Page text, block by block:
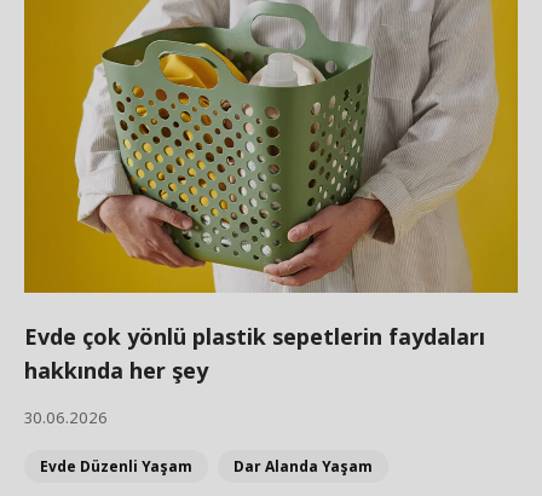
Evde çok yönlü plastik sepetlerin faydaları
hakkında her şey
30.06.2026
Evde Düzenli Yaşam Dar Alanda Yaşam